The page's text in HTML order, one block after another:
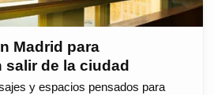
Madrid para
de la ciudad
y espacios pensados para